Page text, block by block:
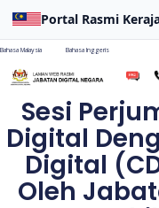
Portal Rasmi
Bahasa Malaysia Bahasa Inggeris
Sesi
Digital
Digital
Oleh